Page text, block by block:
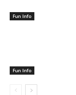
Fun Info
Fun Info